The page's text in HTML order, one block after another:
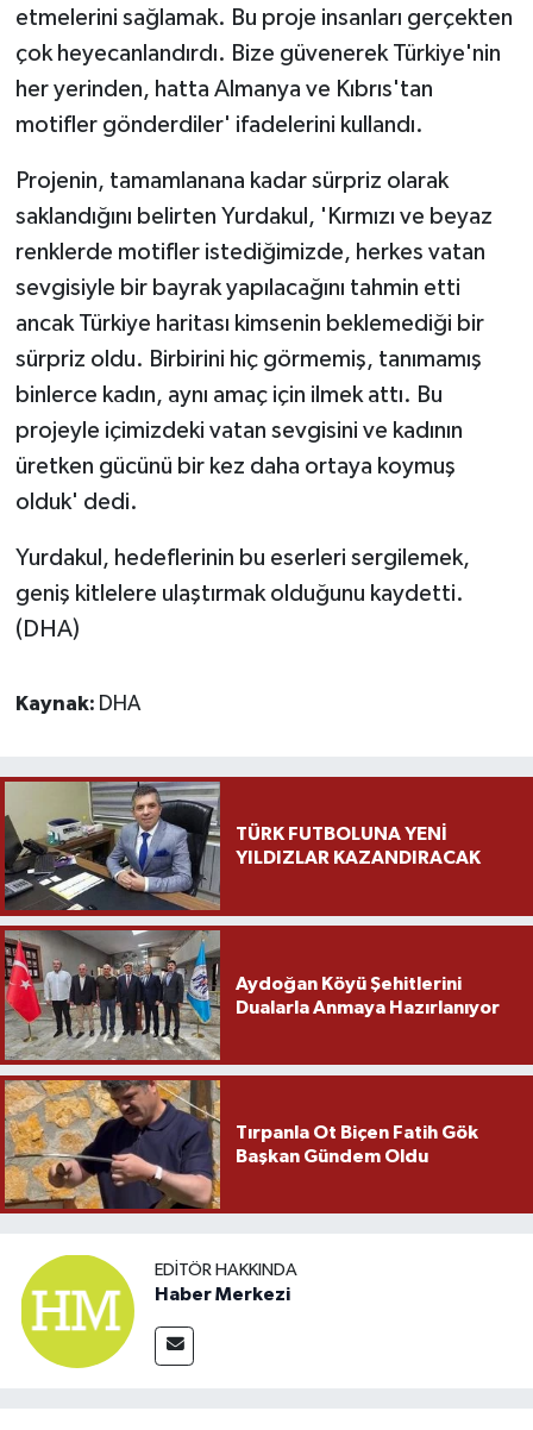
etmelerini sağlamak. Bu proje insanları gerçekten
çok heyecanlandırdı. Bize güvenerek Türkiye'nin
her yerinden, hatta Almanya ve Kıbrıs'tan
motifler gönderdiler' ifadelerini kullandı.
Projenin, tamamlanana kadar sürpriz olarak
saklandığını belirten Yurdakul, 'Kırmızı ve beyaz
renklerde motifler istediğimizde, herkes vatan
sevgisiyle bir bayrak yapılacağını tahmin etti
ancak Türkiye haritası kimsenin beklemediği bir
sürpriz oldu. Birbirini hiç görmemiş, tanımamış
binlerce kadın, aynı amaç için ilmek attı. Bu
projeyle içimizdeki vatan sevgisini ve kadının
üretken gücünü bir kez daha ortaya koymuş
olduk' dedi.
Yurdakul, hedeflerinin bu eserleri sergilemek,
geniş kitlelere ulaştırmak olduğunu kaydetti.
(DHA)
Kaynak: DHA
TÜRK FUTBOLUNA YENİ
YILDIZLAR KAZANDIRACAK
Aydoğan Köyü Şehitlerini
Dualarla Anmaya Hazırlanıyor
Tırpanla Ot Biçen Fatih Gök
Başkan Gündem Oldu
EDITÖR HAKKINDA
Haber Merkezi